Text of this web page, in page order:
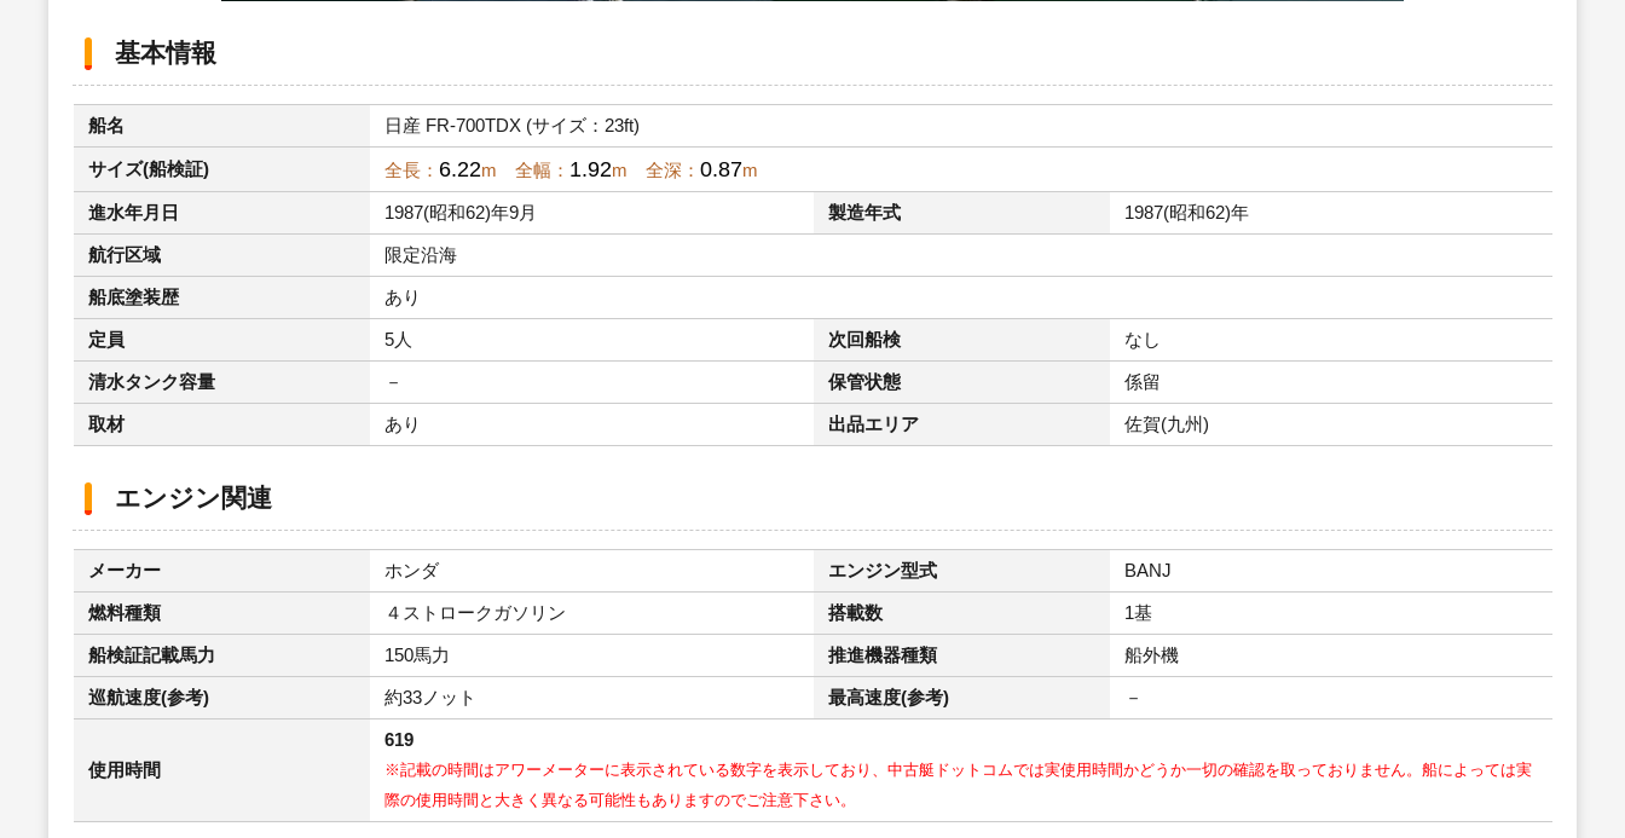
基本情報
船名 日産 FR-700TDX (サイズ：23ft)
サイズ(船検証) 全長： 6.22m 全幅： 1.92m 全深： 0.87m
進水年月日 1987(昭和62)年9月 製造年式 1987(昭和62)年
航行区域 限定沿海
船底塗装歴 あり
定員 5人 次回船検 なし
清水タンク容量 － 保管状態 係留
取材 あり 出品エリア 佐賀(九州)
エンジン関連
メーカー ホンダ エンジン型式 BANJ
燃料種類 ４ストロークガソリン 搭載数 1基
船検証記載馬力 150馬力 推進機器種類 船外機
巡航速度(参考) 約33ノット 最高速度(参考) －
使用時間
619
※記載の時間はアワーメーターに表示されている数字を表示しており、中古艇ドットコムでは実使用時間かどうか一切の確認を取っておりません。船によっては実
際の使用時間と大きく異なる可能性もありますのでご注意下さい。